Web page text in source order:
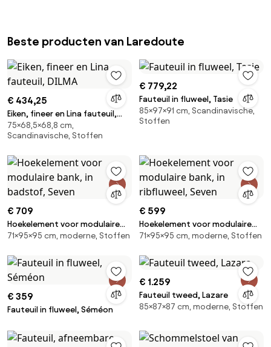
Beste producten van Laredoute
€ 434,25
Eiken, fineer en Lina fauteuil,
DILMA
75×68,5×68,8 cm,
Scandinavische, Stoffen
€ 779,22
Fauteuil in fluweel, Tasie
85×97×91 cm, Scandinavische,
Stoffen
€ 709
Hoekelement voor modulaire
bank, in badstof, Seven
71×95×95 cm, moderne, Stoffen
€ 599
Hoekelement voor modulaire
bank, in ribfluweel, Seven
71×95×95 cm, moderne, Stoffen
€ 359
Fauteuil in fluweel, Séméon
€ 1.259
Fauteuil tweed, Lazare
85×87×87 cm, moderne, Stoffen